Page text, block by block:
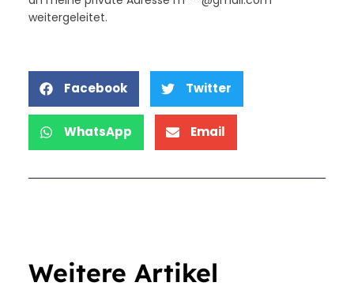
weitergeleitet.
Facebook Twitter
WhatsApp Email
Weitere Artikel